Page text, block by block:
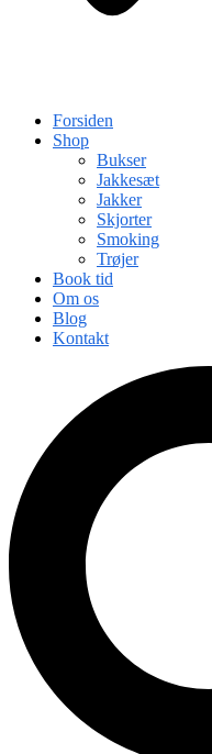
Forsiden
Shop
Bukser
Jakkesæt
Jakker
Skjorter
Smoking
Trøjer
Book tid
Om os
Blog
Kontakt